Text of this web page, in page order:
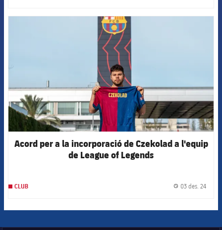
FCB Barcelona badge
Acord per a la incorporació de Czekolad a l'equip
de League of Legends
CLUB 03 des. 24